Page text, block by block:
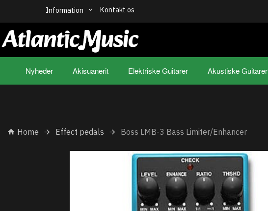
Information Kontakt os
Nyheder Akisuanerit Elektriske Guitarer Akustiske Guitarer
Home Effect pedals Boss LMB-3 Bass Limiter/Enhancer